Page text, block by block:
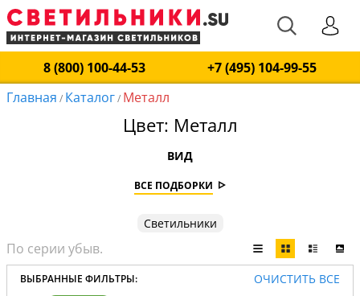
8 (800) 100-44-53
+7 (495) 104-99-55
Главная / Каталог/ Металл
Цвет: Металл
ВИД
ВСЕ ПОДБОРКИ
Светильники
ВЫБРАННЫЕ ФИЛЬТРЫ: ОЧИСТИТЬ ВСЕ